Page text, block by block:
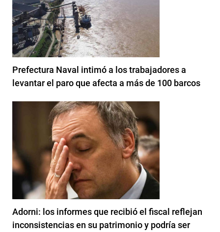
Prefectura Naval intimó a los trabajadores a
levantar el paro que afecta a más de 100 barcos
Adorni: los informes que recibió el fiscal reflejan
inconsistencias en su patrimonio y podría ser